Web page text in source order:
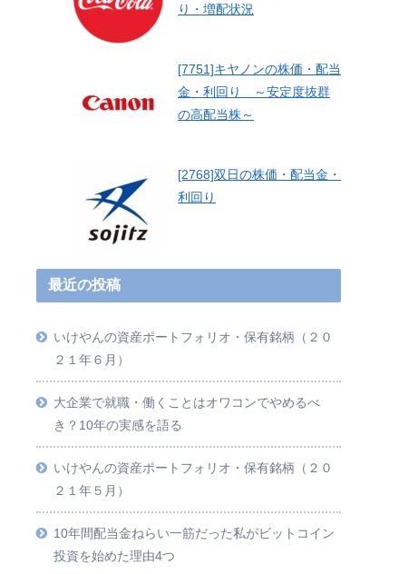
り・増配状況
[7751]キヤノンの株価・配当
金・利回り ～安定度抜群
の高配当株～
[2768]双日の株価・配当金・
利回り
最近の投稿
いけやんの資産ポートフォリオ・保有銘柄（２０
２１年６月）
大企業で就職・働くことはオワコンでやめるべ
き？10年の実感を語る
いけやんの資産ポートフォリオ・保有銘柄（２０
２１年５月）
10年間配当金ねらい一筋だった私がビットコイン
投資を始めた理由4つ